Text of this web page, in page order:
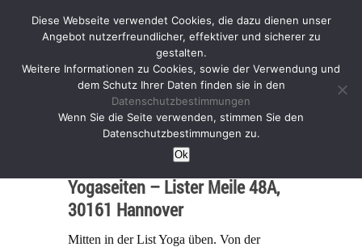
Anfahrt
Yogaseiten – Lister Meile 48A,
30161 Hannover
Mitten in der List Yoga üben. Von der
Diese Webseite verwendet Cookies, die dazu dienen unser
Angebot nutzerfreundlicher, effektiver und sicherer zu
gestalten.
Weitere Informationen zu Cookies, sowie der Verwendung und
dem Schutz Ihrer Daten finden sie in den
Datenschutzbestimmungen
Wenn Sie die Seite verwenden, stimmen Sie den
Datenschutzbestimmungen zu.
Ok